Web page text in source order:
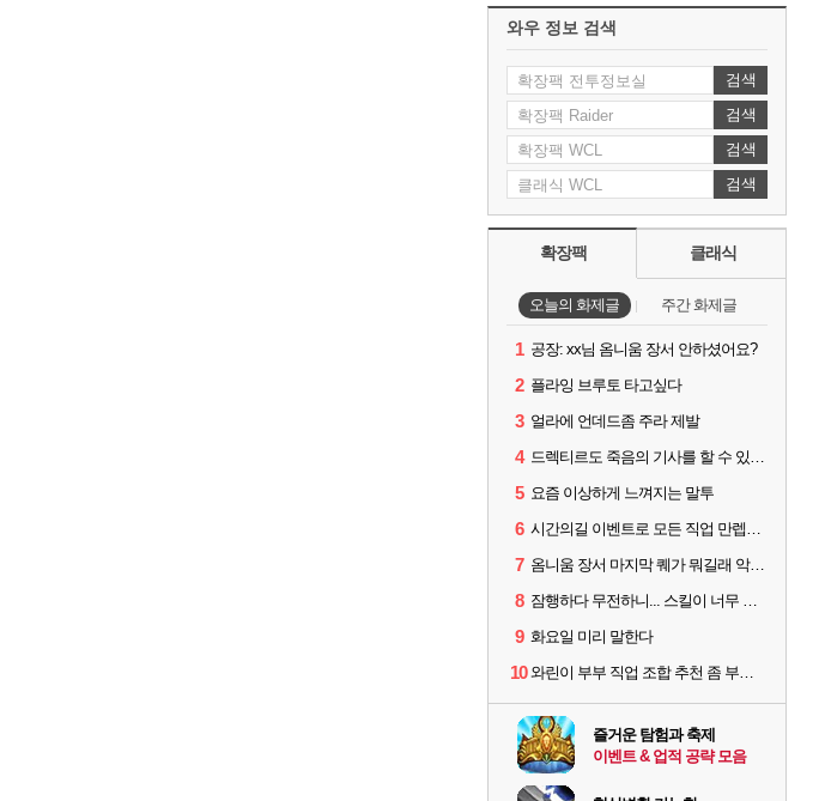
와우 정보 검색
검색
검색
검색
검색
확장팩 클래식
오늘의 화제글 주간 화제글
1 공장: xx님 옴니움 장서 안하셨어요?
2 플라잉 브루토 타고싶다
3 얼라에 언데드좀 주라 제발
4 드렉티르도 죽음의 기사를 할 수 있기를
5 요즘 이상하게 느껴지는 말투
6 시간의길 이벤트로 모든 직업 만렙찍었는데...
7 옴니움 장서 마지막 퀘가 뭐길래 악명이 높은거임?
8 잠행하다 무전하니... 스킬이 너무 많소...ㅠㅠ
9 화요일 미리 말한다
10 와린이 부부 직업 조합 추천 좀 부탁드립니다! 형님들!
즐거운 탐험과 축제
이벤트 & 업적 공략 모음